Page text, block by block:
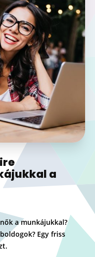
a
a munkájukkal?
Egy friss